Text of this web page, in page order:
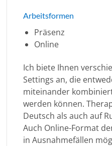
Arbeitsformen
Präsenz
Online
Ich biete Ihnen
Settings an, die
miteinander
werden können.
Deutsch als auch auf
Auch Online-Format
in Ausnahmefällen